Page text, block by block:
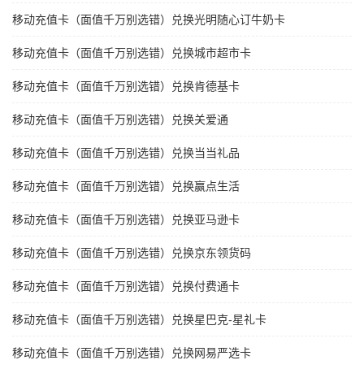
移动充值卡（面值千万别选错）兑换光明随心订牛奶卡
移动充值卡（面值千万别选错）兑换城市超市卡
移动充值卡（面值千万别选错）兑换肯德基卡
移动充值卡（面值千万别选错）兑换关爱通
移动充值卡（面值千万别选错）兑换当当礼品
移动充值卡（面值千万别选错）兑换赢点生活
移动充值卡（面值千万别选错）兑换亚马逊卡
移动充值卡（面值千万别选错）兑换京东领货码
移动充值卡（面值千万别选错）兑换付费通卡
移动充值卡（面值千万别选错）兑换星巴克-星礼卡
移动充值卡（面值千万别选错）兑换网易严选卡